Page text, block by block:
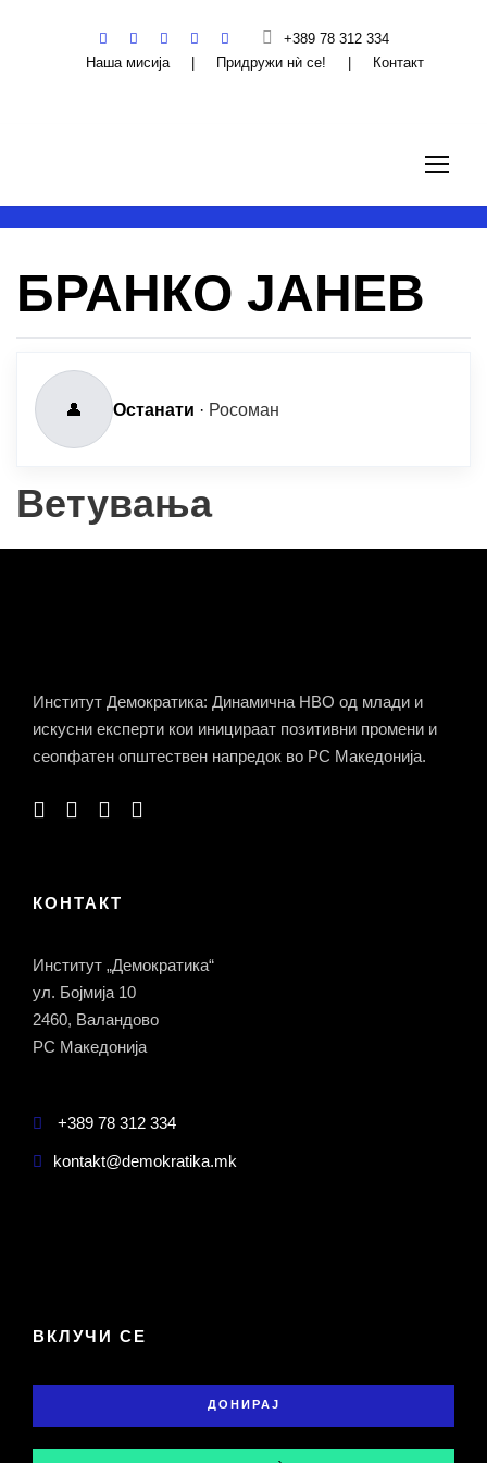
+389 78 312 334
Наша мисија
Придружи нѝ се! Контакт
БРАНКО ЈАНЕВ
👤 Останати · Росоман
Ветувања
Институт Демократика: Динамична НВО од млади и
искусни експерти кои иницираат позитивни промени и
сеопфатен општествен напредок во РС Македонија.
КОНТАКТ
Институт „Демократика“
ул. Бојмија 10
2460, Валандово
РС Македонија
+389 78 312 334
kontakt@demokratika.mk
ВКЛУЧИ СЕ
ДОНИРАЈ